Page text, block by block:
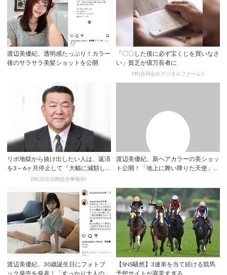
渡辺美優紀、透明感たっぷり！カラー
後のサラサラ美髪ショットを公開
「〇〇した後に必ず宝くじを買いなさ
い」貧乏が億万長者に
PR(合同会社デジタルファーム )
リボ地獄から抜け出したい人は、返済
を3～6ヶ月停止して『大幅に減額し
てから返済す...PR(渋谷法務総合事務所)
渡辺美優紀、新ヘアカラーの美ショッ
ト公開！「地上に舞い降りた天使」
渡辺美優紀、30歳誕生日にフォトブ
ック発売を発表！「すっかり大人の色
【SNS騒然】3連単を当て続ける競馬
予想サイトが異常すぎる